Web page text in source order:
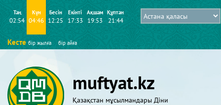
Таң
02:54
Күн
04:46
Бесін
12:25
Екінті
17:33
Ақшам
19:53
Құптан
21:44
Кесте бір жылға бір айға
muftyat.kz
Қазақстан мұсылмандары Діни